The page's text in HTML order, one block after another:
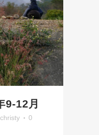
9-12月
christy
0